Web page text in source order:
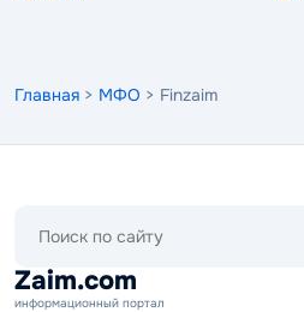
Главная > МФО > Finzaim
сайту
Zaim.com
информационный портал